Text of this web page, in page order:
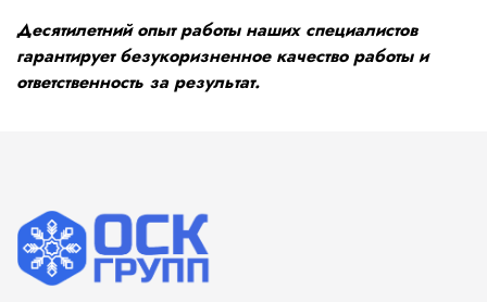
Десятилетний опыт работы наших специалистов
гарантирует безукоризненное качество работы и
ответственность за результат.